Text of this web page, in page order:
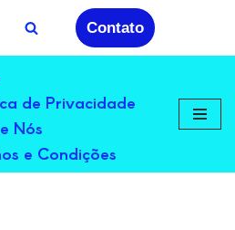
Contato
de Privacidade
Nós
e Condições